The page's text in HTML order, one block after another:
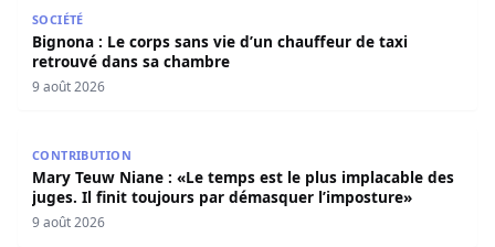
SOCIÉTÉ
Bignona : Le corps sans vie d’un chauffeur de taxi
retrouvé dans sa chambre
9 août 2026
CONTRIBUTION
Mary Teuw Niane : «Le temps est le plus implacable des
juges. Il finit toujours par démasquer l’imposture»
9 août 2026